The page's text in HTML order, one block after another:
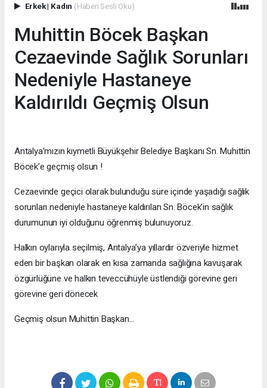
Erkek| Kadın (Haberi Sesli Oku)
Muhittin Böcek Başkan
Cezaevinde Sağlık Sorunları
Nedeniyle Hastaneye
Kaldırıldı Geçmiş Olsun
Antalya’mızın kıymetli Büyükşehir Belediye Başkanı Sn. Muhittin
Böcek’e geçmiş olsun !
Cezaevinde geçici olarak bulunduğu süre içinde yaşadığı sağlık
sorunları nedeniyle hastaneye kaldırılan Sn. Böcek’in sağlık
durumunun iyi olduğunu öğrenmiş bulunuyoruz.
Halkın oylarıyla seçilmiş, Antalya’ya yıllardır özveriyle hizmet
eden bir başkan olarak en kısa zamanda sağlığına kavuşarak
özgürlüğüne ve halkın teveccühüyle üstlendiği görevine geri
görevine geri dönecek
Geçmiş olsun Muhittin Başkan...